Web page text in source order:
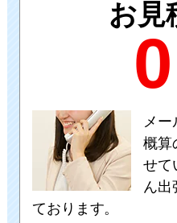
お見
0
メ
概算
せて
ん出
ております。